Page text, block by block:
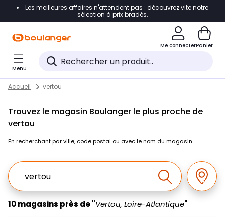
Accéder directement à la navigation
Accéder directement au pied de page
Accéder directement au chatbot
Les meilleures affaires n'attendent pas : découvrez vite notre
sélection à prix bradés.
Me connecterPanier
Menu
Skip to content
Return to Nav
Accueil vertou
Trouvez le magasin Boulanger le plus proche de
vertou
En recherchant par ville, code postal ou avec le nom du magasin.
Ville, Region, Code postal ou Ville & Pays
Effectuer la
10 magasins près de "Vertou, Loire-Atlantique"